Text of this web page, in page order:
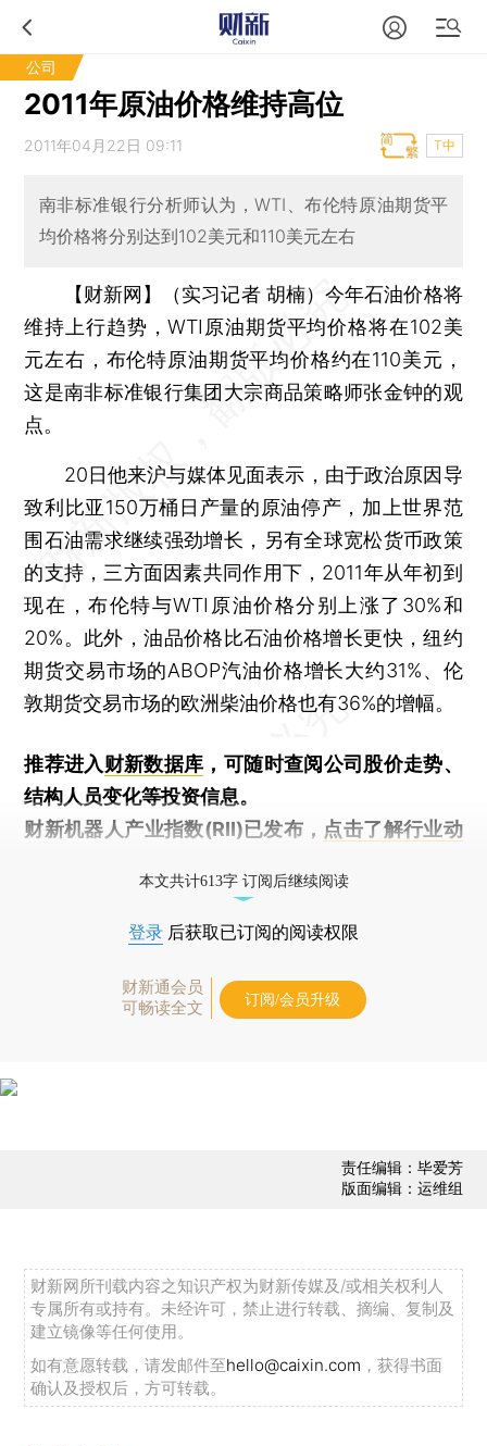
公司
2011年原油价格维持高位
2011年04月22日 09:11 T中
南非标准银行分析师认为，WTI、布伦特原油期货平
均价格将分别达到102美元和110美元左右
【财新网】（实习记者 胡楠）今年石油价格将
维持上行趋势，WTI原油期货平均价格将在102美
元左右，布伦特原油期货平均价格约在110美元，
这是南非标准银行集团大宗商品策略师张金钟的观
点。
20日他来沪与媒体见面表示，由于政治原因导
致利比亚150万桶日产量的原油停产，加上世界范
围石油需求继续强劲增长，另有全球宽松货币政策
的支持，三方面因素共同作用下，2011年从年初到
现在，布伦特与WTI原油价格分别上涨了30%和
20%。此外，油品价格比石油价格增长更快，纽约
期货交易市场的ABOP汽油价格增长大约31%、伦
敦期货交易市场的欧洲柴油价格也有36%的增幅。
推荐进入财新数据库 ，可随时查阅公司股价走势、
结构人员变化等投资信息。
财新机器人产业指数(RII)已发布， 点击了解行业动
本文共计613字 订阅后继续阅读
登录 后获取已订阅的阅读权限
财新通会员
可畅读全文
订阅/会员升级
责任编辑：毕爱芳
版面编辑：运维组
财新网所刊载内容之知识产权为财新传媒及/或相关权利人
专属所有或持有。未经许可，禁止进行转载、摘编、复制及
建立镜像等任何使用。
如有意愿转载，请发邮件至hello@caixin.com ，获得书面
确认及授权后，方可转载。